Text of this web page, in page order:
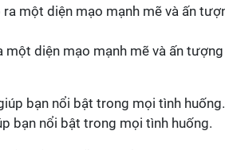
một diện mạo mạnh mẽ và ấn tượng
bạn nổi bật trong mọi tình huống.